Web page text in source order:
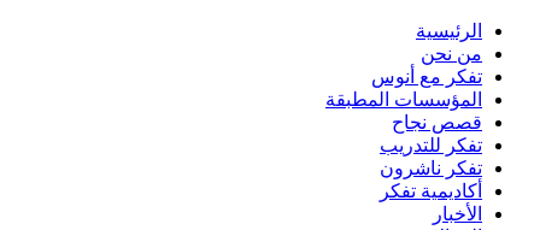
الرئيسية
من نحن
تفكر مع أنوس
المؤسسات المطبقة
قصص نجاح
تفكر للتدريب
تفكر ناشرون
أكاديمية تفكر
الأخبار